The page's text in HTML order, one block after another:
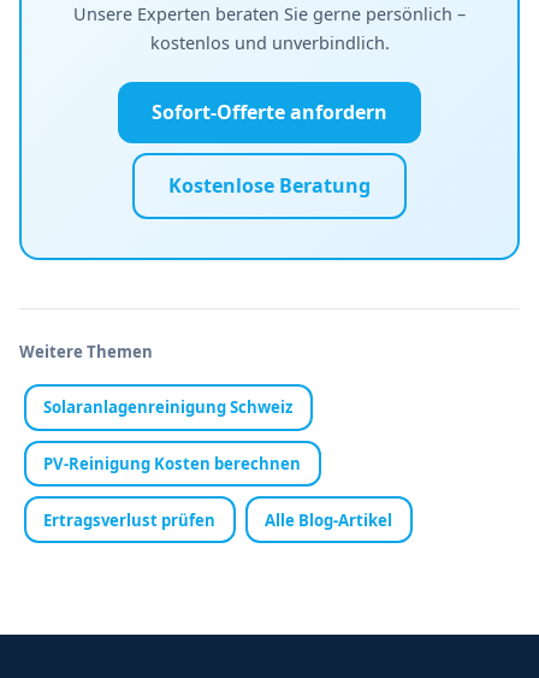
Unsere Experten beraten Sie gerne persönlich –
kostenlos und unverbindlich.
Sofort-Offerte anfordern
Kostenlose Beratung
Weitere Themen
Solaranlagenreinigung Schweiz
PV-Reinigung Kosten berechnen
Ertragsverlust prüfen Alle Blog-Artikel